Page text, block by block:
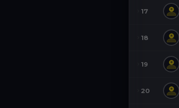
17
18
19
20